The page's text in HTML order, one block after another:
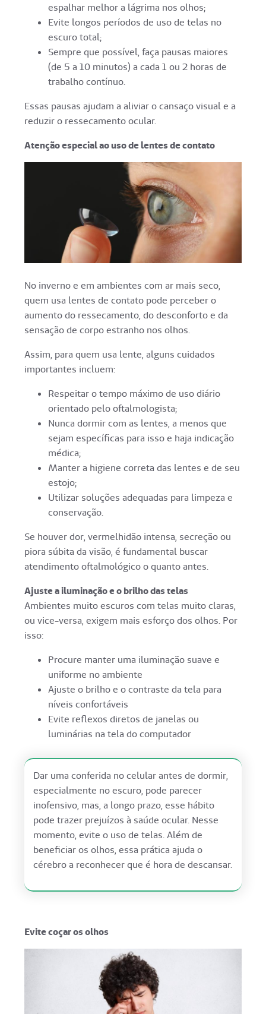
espalhar melhor a lágrima nos olhos;
Evite longos períodos de uso de telas no
escuro total;
Sempre que possível, faça pausas maiores
(de 5 a 10 minutos) a cada 1 ou 2 horas de
trabalho contínuo.
Essas pausas ajudam a aliviar o cansaço visual e a
reduzir o ressecamento ocular.
Atenção especial ao uso de lentes de contato
No inverno e em ambientes com ar mais seco,
quem usa lentes de contato pode perceber o
aumento do ressecamento, do desconforto e da
sensação de corpo estranho nos olhos.
Assim, para quem usa lente, alguns cuidados
importantes incluem:
Respeitar o tempo máximo de uso diário
orientado pelo oftalmologista;
Nunca dormir com as lentes, a menos que
sejam específicas para isso e haja indicação
médica;
Manter a higiene correta das lentes e de seu
estojo;
Utilizar soluções adequadas para limpeza e
conservação.
Se houver dor, vermelhidão intensa, secreção ou
piora súbita da visão, é fundamental buscar
atendimento oftalmológico o quanto antes.
Ajuste a iluminação e o brilho das telas
Ambientes muito escuros com telas muito claras,
ou vice-versa, exigem mais esforço dos olhos. Por
isso:
Procure manter uma iluminação suave e
uniforme no ambiente
Ajuste o brilho e o contraste da tela para
níveis confortáveis
Evite reflexos diretos de janelas ou
luminárias na tela do computador
Dar uma conferida no celular antes de dormir,
especialmente no escuro, pode parecer
inofensivo, mas, a longo prazo, esse hábito
pode trazer prejuízos à saúde ocular. Nesse
momento, evite o uso de telas. Além de
beneficiar os olhos, essa prática ajuda o
cérebro a reconhecer que é hora de descansar.
Evite coçar os olhos